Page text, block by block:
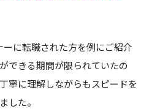
に転職された方を例にご紹介
できる期間が限られていたの
寧に理解しながらもスピードを
した。